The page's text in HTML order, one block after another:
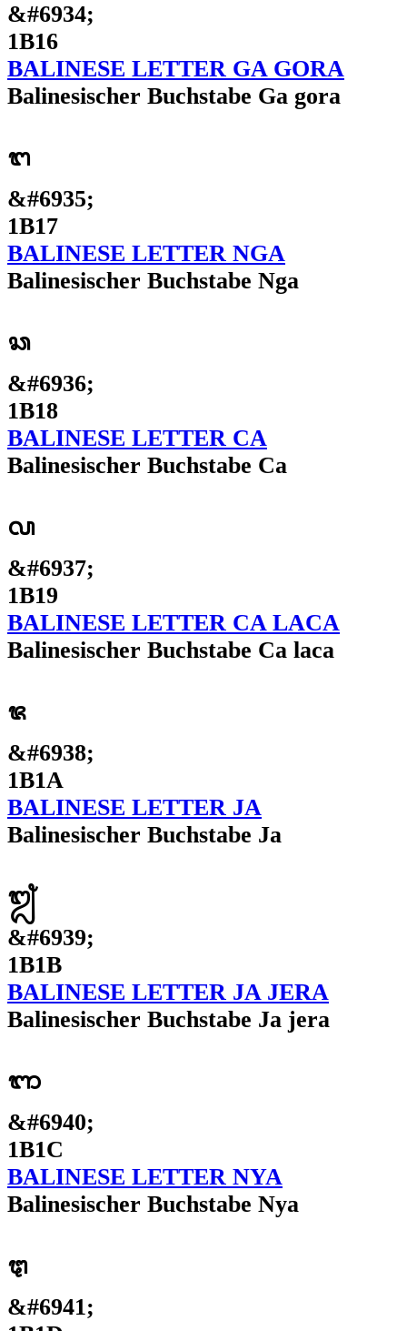
&#6934;
1B16
BALINESE LETTER GA GORA
Balinesischer Buchstabe Ga gora
ᬗ
&#6935;
1B17
BALINESE LETTER NGA
Balinesischer Buchstabe Nga
ᬘ
&#6936;
1B18
BALINESE LETTER CA
Balinesischer Buchstabe Ca
ᬙ
&#6937;
1B19
BALINESE LETTER CA LACA
Balinesischer Buchstabe Ca laca
ᬚ
&#6938;
1B1A
BALINESE LETTER JA
Balinesischer Buchstabe Ja
ᬛ
&#6939;
1B1B
BALINESE LETTER JA JERA
Balinesischer Buchstabe Ja jera
ᬜ
&#6940;
1B1C
BALINESE LETTER NYA
Balinesischer Buchstabe Nya
ᬝ
&#6941;